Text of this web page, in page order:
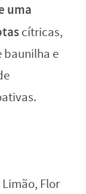
uma
cítricas,
baunilha e
Flor